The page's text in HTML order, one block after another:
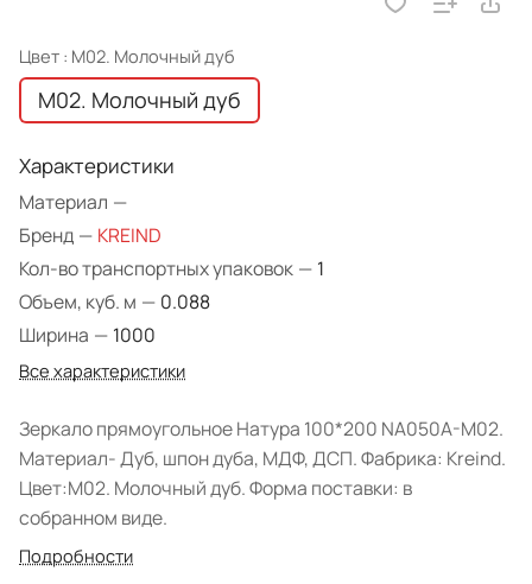
Цвет : M02. Молочный дуб
M02. Молочный дуб
Характеристики
Материал —
Бренд — KREIND
Кол-во транспортных упаковок — 1
Объем, куб. м — 0.088
Ширина — 1000
Все характеристики
Зеркало прямоугольное Натура 100*200 NA050A-M02.
Материал- Дуб, шпон дуба, МДФ, ДСП. Фабрика: Kreind.
Цвет:M02. Молочный дуб. Форма поставки: в
собранном виде.
Подробности